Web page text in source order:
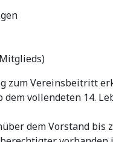
zum Vereinsbeitritt
vollendeten 14.
dem Vorstand